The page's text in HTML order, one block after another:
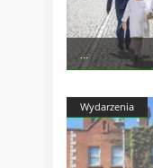
Wydarzenia